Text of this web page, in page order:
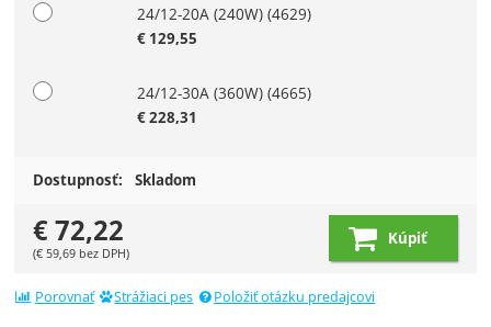
24/12-20A (240W)(4629)
€ 129,55
24/12-30A (360W)(4665)
€228,31
Dostupnosť: Skladom
€72,22
(€ 59,69 bez DPH)
Kúpiť
Porovnať Strážiaci pes Položiť otázku predajcovi